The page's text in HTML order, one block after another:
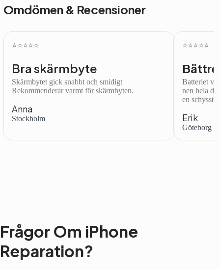
Omdömen & Recensioner
⭐️⭐️⭐️⭐️⭐️
Bra skärmbyte
Skärmbytet gick snabbt och smidigt
Rekommenderar varmt för skärmbyten.
Anna
Stockholm
⭐️⭐️⭐️⭐️⭐️
Batteriet
nen hela
en schysst.
Erik
Göteborg
Frågor Om iPhone
Reparation?